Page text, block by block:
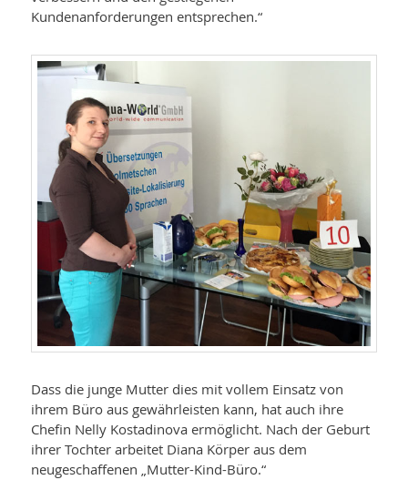
Kundenanforderungen entsprechen.“
Dass die junge Mutter dies mit vollem Einsatz von
ihrem Büro aus gewährleisten kann, hat auch ihre
Chefin Nelly Kostadinova ermöglicht. Nach der Geburt
ihrer Tochter arbeitet Diana Körper aus dem
neugeschaffenen „Mutter-Kind-Büro.“